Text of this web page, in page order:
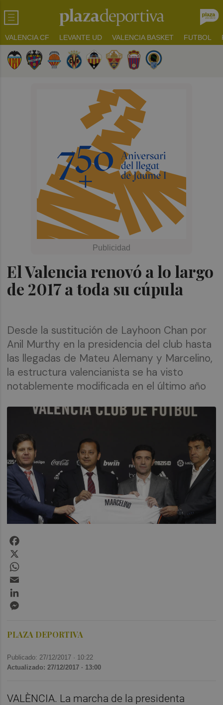
VALENCIA CF LEVANTE UD VALENCIA BASKET FUTBOL
El Valencia renovó a lo largo
de 2017 a toda su cúpula
Desde la sustitución de Layhoon Chan por
Anil Murthy en la presidencia del club hasta
las llegadas de Mateu Alemany y Marcelino,
la estructura valencianista se ha visto
notablemente modificada en el último año
PLAZA DEPORTIVA
Publicado: 27/12/2017 · 10:22
Actualizado: 27/12/2017 · 13:00
VALÈNCIA. La marcha de la presidenta